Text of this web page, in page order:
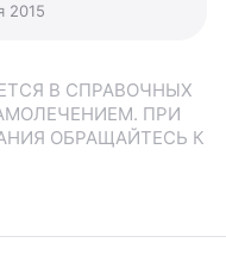
2015
В СПРАВОЧНЫХ
ПРИ
ОБРАЩАЙТЕСЬ К